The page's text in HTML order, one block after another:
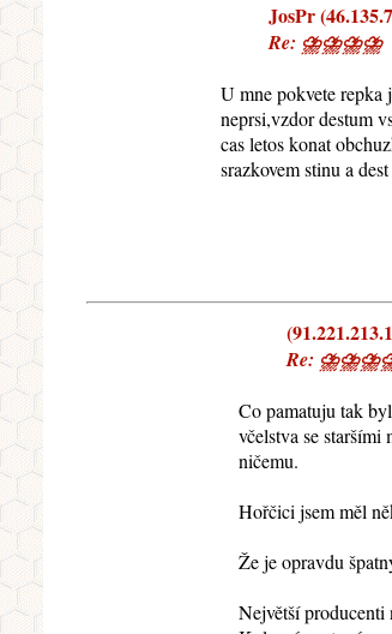
JosPr
Re: ⛈⛈⛈⛈
U mne pokvete repka
neprsi,vzdor destum
cas letos konat
srazkovem stinu a
Re:
Co pamatuju tak
včelstva se
ničemu.
Hořčici jsem měl
Že je opravdu
Největší producenti